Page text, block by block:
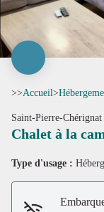
>>Accueil>
Saint-Pierre-Chérignat
Chalet à la
Type d'usage :